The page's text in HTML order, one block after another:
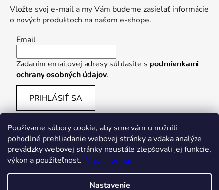
Používame súbory cookie, aby sme vám umožnili
pohodlné prehliadanie webovej stránky a vďaka analýze
prevádzky webovej stránky neustále zlepšovali jej funkcie,
výkon a použiteľnosť. Viac informácií
Nastavenie
Vložte svoj e-mail a my Vám budeme zasielať informácie
o nových produktoch na našom e-shope.
Email
Zadaním emailovej adresy súhlasíte s podmienkami
ochrany osobných údajov.
PRIHLÁSIŤ SA